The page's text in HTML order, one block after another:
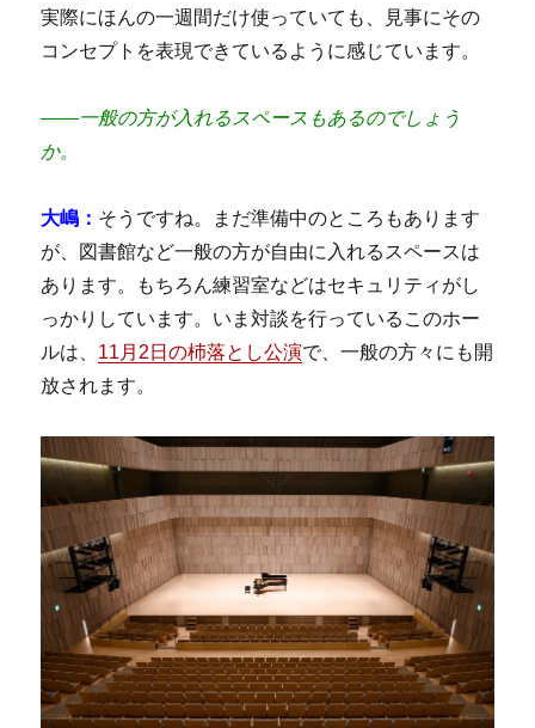
実際にほんの一週間だけ使っていても、見事にその
コンセプトを表現できているように感じています。
――一般の方が入れるスペースもあるのでしょう
か。
大嶋： そうですね。まだ準備中のところもあります
が、図書館など一般の方が自由に入れるスペースは
あります。もちろん練習室などはセキュリティがし
っかりしています。いま対談を行っているこのホー
ルは、 11月2日の杮落とし公演で、一般の方々にも開
放されます。